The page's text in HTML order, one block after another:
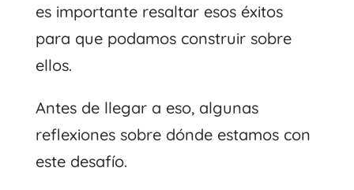
es importante resaltar esos éxitos
para que podamos construir sobre
ellos.
Antes de llegar a eso, algunas
reflexiones sobre dónde estamos con
este desafío.